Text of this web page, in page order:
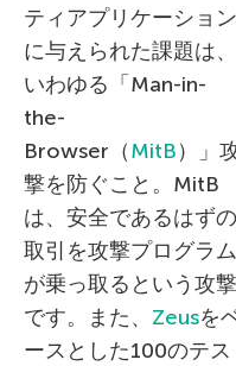
ティアプリケーション
に与えられた課題は、
いわゆる「Man-in-
the-
Browser（MitB）」
撃を防ぐこと。MitB
は、安全であるはずの
取引を攻撃プログラム
が乗っ取るという攻撃
です。また、 Zeusを
ースとした100のテス